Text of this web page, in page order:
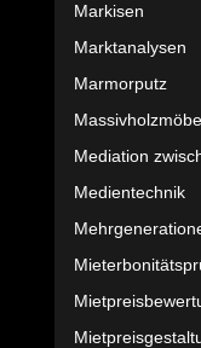
Markisen
Marktanalysen
Marmorputz
Mediation
Medientechnik